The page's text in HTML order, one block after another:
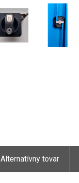
Alternatívny tovar